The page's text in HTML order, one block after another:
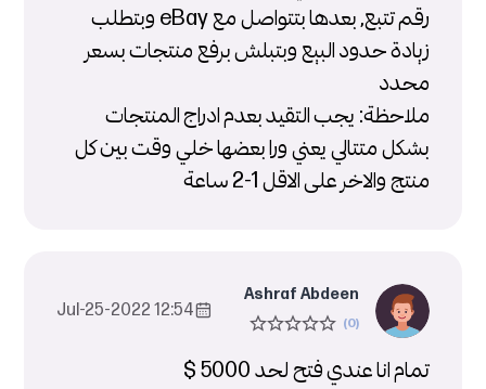
رقم تتبع, بعدها بتتواصل مع eBay وبتطلب
زيادة حدود البيع وبتبلش برفع منتجات بسعر
محدد
ملاحظة: يجب التقيد بعدم ادراج المنتجات
بشكل متتالي يعني ورا بعضها خلي وقت بين كل
منتج والاخر على الاقل 1-2 ساعة
Ashraf Abdeen
12:54 2022-Jul-25
تمام انا عندي فتح لحد 5000 $